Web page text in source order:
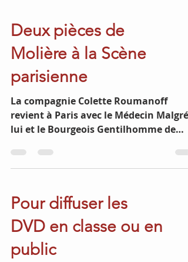
Deux pièces de
Molière à la Scène
parisienne
La compagnie Colette Roumanoff
revient à Paris avec le Médecin Malgré
lui et le Bourgeois Gentilhomme de
Molière pour 10 représentations...
Pour diffuser les
DVD en classe ou en